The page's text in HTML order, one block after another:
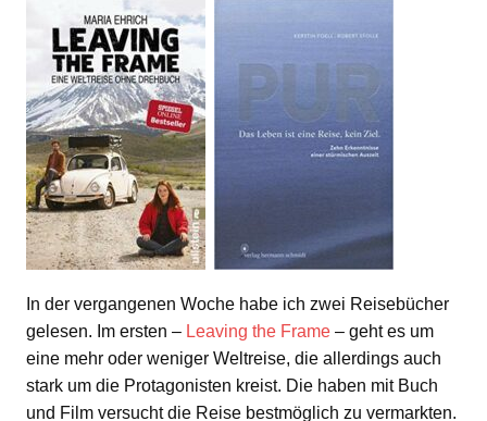
In der vergangenen Woche habe ich zwei Reisebücher
gelesen. Im ersten – Leaving the Frame – geht es um
eine mehr oder weniger Weltreise, die allerdings auch
stark um die Protagonisten kreist. Die haben mit Buch
und Film versucht die Reise bestmöglich zu vermarkten.